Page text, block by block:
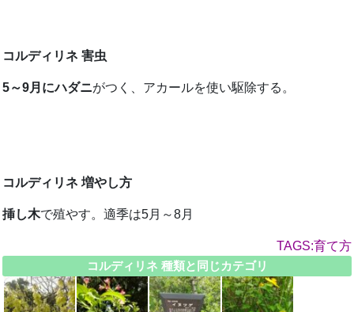
コルディリネ 害虫
5～9月にハダニがつく、アカールを使い駆除する。
コルディリネ 増やし方
挿し木で殖やす。適季は5月～8月
TAGS:育て方
コルディリネ 種類と同じカテゴリ